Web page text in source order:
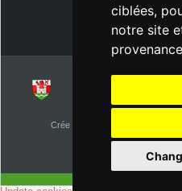
ciblées,
notre site
Tel : 05
Plus
Crée par | Theme